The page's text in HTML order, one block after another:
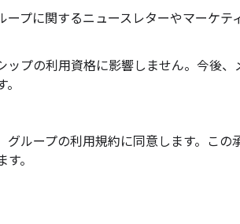
ープに関するニュースレターやマーケ
ップの利用資格に影響しません。今後
グループの利用規約に同意します。こ
。